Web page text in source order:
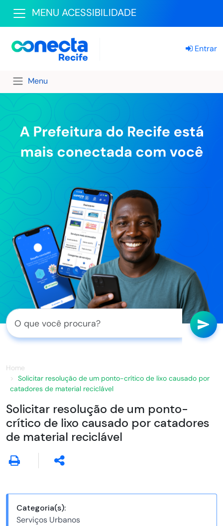
MENU ACESSIBILIDADE
Entrar
Menu
Home
Solicitar resolução de um ponto-crítico de lixo causado por
catadores de material reciclável
Solicitar resolução de um ponto-
crítico de lixo causado por catadores
de material reciclável
Categoria(s):
Serviços Urbanos